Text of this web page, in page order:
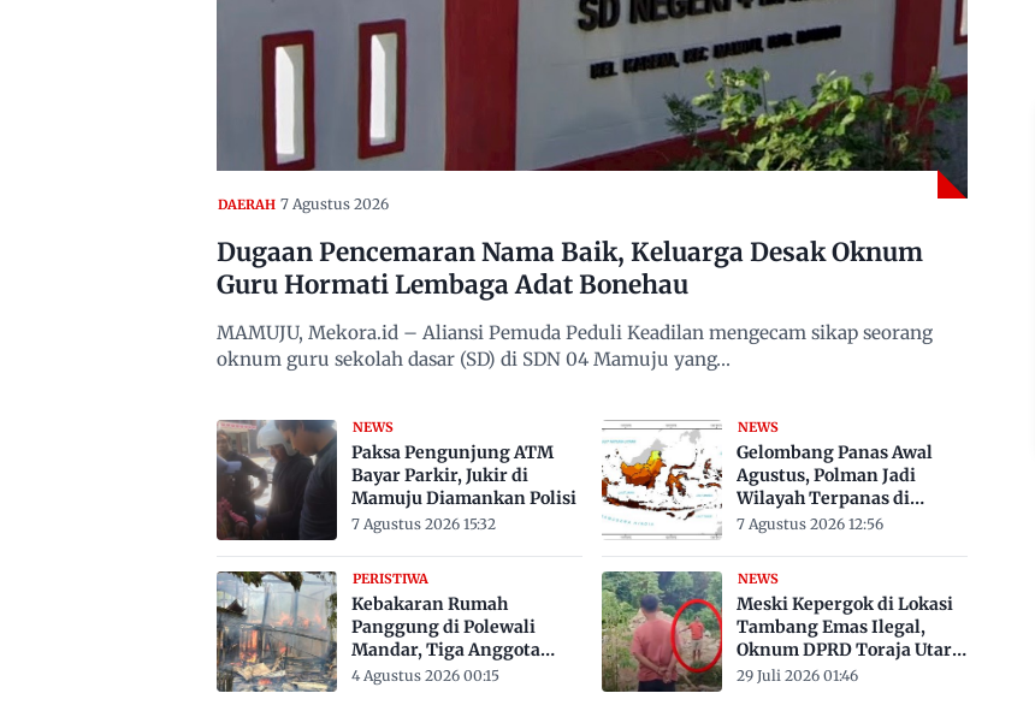
DAERAH 7 Agustus 2026
Dugaan Pencemaran Nama Baik, Keluarga Desak Oknum
Guru Hormati Lembaga Adat Bonehau
MAMUJU, Mekora.id – Aliansi Pemuda Peduli Keadilan mengecam sikap seorang
oknum guru sekolah dasar (SD) di SDN 04 Mamuju yang…
NEWS
Paksa Pengunjung ATM
Bayar Parkir, Jukir di
Mamuju Diamankan Polisi
7 Agustus 2026 15:32
NEWS
Gelombang Panas Awal
Agustus, Polman Jadi
Wilayah Terpanas di
Sulbar Suhu Lebih Dari 33
7 Agustus 2026 12:56
PERISTIWA
Kebakaran Rumah
Panggung di Polewali
Mandar, Tiga Anggota
Keluarga Tewas Terjebak
4 Agustus 2026 00:15
NEWS
Meski Kepergok di Lokasi
Tambang Emas Ilegal,
Oknum DPRD Toraja Utara
Belum Jadi Tersangka
29 Juli 2026 01:46